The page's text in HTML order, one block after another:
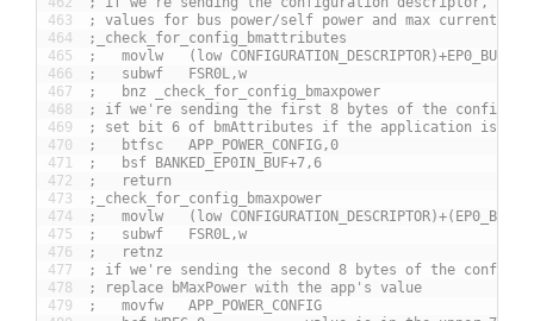
463
464
465
466
467
468
469
470
471
472
473
474
475
476
477
478
479
; values for bus power/self power and max current
;_check_for_config_bmattributes
;	movlw	(low
;	subwf	FSR0L,w
;	bnz	_check_for_config_bmaxpower
; if we're sending the first 8 bytes of the
; set bit 6 of bmAttributes if the application is self-
;	btfsc	APP_POWER_CONFIG,0
;	bsf	BANKED_EP0IN_BUF+7,6
;	return
;_check_for_config_bmaxpower
;	movlw	(low
;	subwf	FSR0L,w
;	retnz
; if we're sending the second 8 bytes of the
; replace bMaxPower with the app's value
;	movfw	APP_POWER_CONFIG